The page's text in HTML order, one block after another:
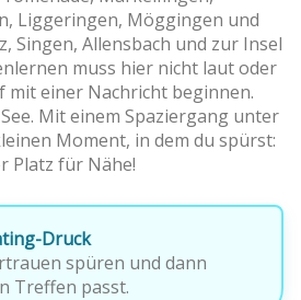
Liggeringen, Möggingen und
Singen, Allensbach und zur Insel
muss hier nicht laut oder
mit einer Nachricht beginnen.
Mit einem Spaziergang unter
Moment, in dem du spürst:
Platz für Nähe!
Druck
spüren und dann
Treffen passt.